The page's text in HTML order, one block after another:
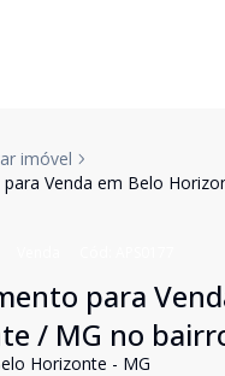
imóvel
Venda em Belo
para
/ MG no
Horizonte - MG